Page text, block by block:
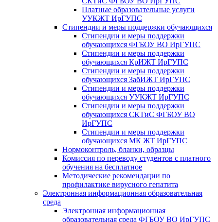
Платные образовательные услуги
УУКЖТ ИрГУПС
Стипендии и меры поддержки обучающихся
Стипендии и меры поддержки
обучающихся ФГБОУ ВО ИрГУПС
Стипендии и меры поддержки
обучающихся КрИЖТ ИрГУПС
Стипендии и меры поддержки
обучающихся ЗабИЖТ ИрГУПС
Стипендии и меры поддержки
обучающихся УУКЖТ ИрГУПС
Стипендии и меры поддержки
обучающихся СКТиС ФГБОУ ВО
ИрГУПС
Стипендии и меры поддержки
обучающихся МК ЖТ ИрГУПС
Нормоконтроль, бланки, образцы
Комиссия по переводу студентов с платного
обучения на бесплатное
Методические рекомендации по
профилактике вирусного гепатита
Электронная информационная образовательная
среда
Электронная информационная
образовательная среда ФГБОУ ВО ИрГУПС